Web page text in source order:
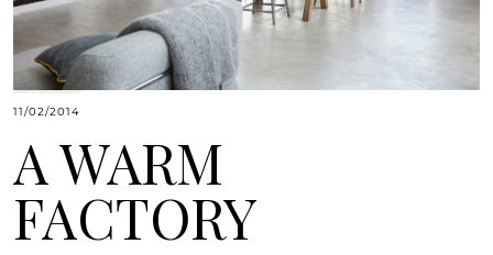
11/02/2014
A WARM
FACTORY